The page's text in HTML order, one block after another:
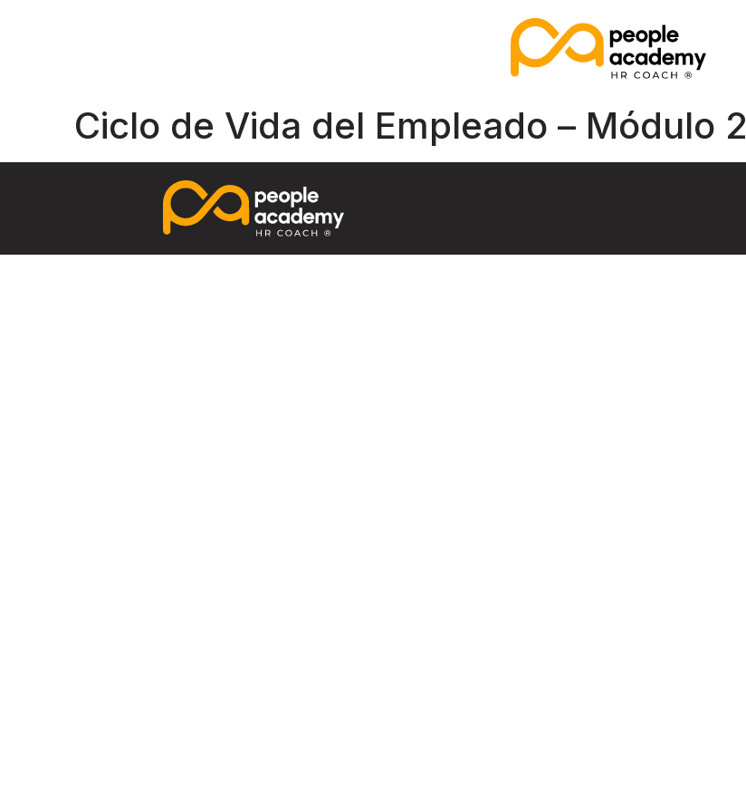
Ciclo de Vida del Empleado – Módulo 2